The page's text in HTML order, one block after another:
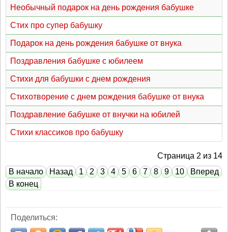
Необычный подарок на день рождения бабушке
Стих про супер бабушку
Подарок на день рождения бабушке от внука
Поздравления бабушке с юбилеем
Стихи для бабушки с днем рождения
Стихотворение с днем рождения бабушке от внука
Поздравление бабушке от внучки на юбилей
Стихи классиков про бабушку
Страница 2 из 14
В начало
Назад 1 2 3 4 5 6 7 8 9 10
Вперед
В конец
Поделиться: